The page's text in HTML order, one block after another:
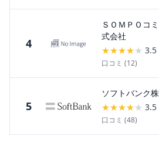
4
ＳＯＭＰＯコ
式会社
★★★★★ 3.5
口コミ (12)
5
ソフトバンク
★★★★★ 3.5
口コミ (48)